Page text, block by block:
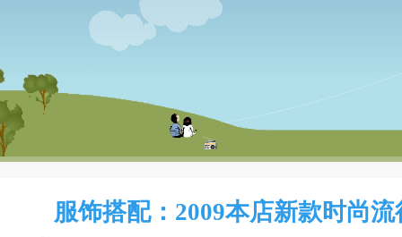
服饰搭配：2009本店新款时尚